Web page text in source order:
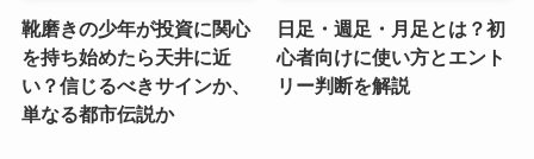
靴磨きの少年が投資に関心
を持ち始めたら天井に近
い？信じるべきサインか、
単なる都市伝説か
日足・週足・月足とは？初
心者向けに使い方とエント
リー判断を解説